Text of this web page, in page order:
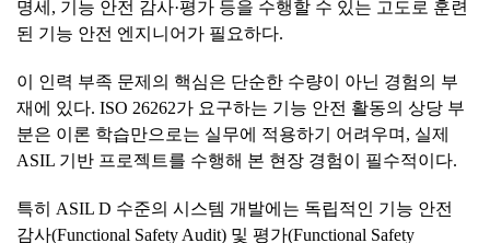
명세, 기능 안전 감사·평가 등을 수행할 수 있는 고도로 훈련
된 기능 안전 엔지니어가 필요하다.
이 인력 부족 문제의 핵심은 단순한 수량이 아닌 경험의 부
재에 있다. ISO 26262가 요구하는 기능 안전 활동의 상당 부
분은 이론 학습만으로는 실무에 적용하기 어려우며, 실제
ASIL 기반 프로젝트를 수행해 본 현장 경험이 필수적이다.
특히 ASIL D 수준의 시스템 개발에는 독립적인 기능 안전
감사(Functional Safety Audit) 및 평가(Functional Safety